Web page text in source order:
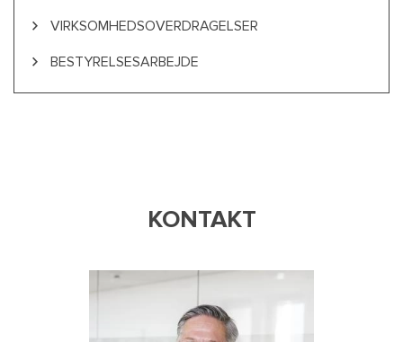
VIRKSOMHEDSOVERDRAGELSER
BESTYRELSESARBEJDE
KONTAKT